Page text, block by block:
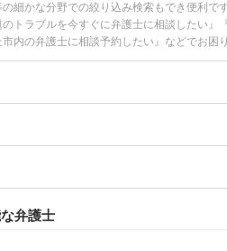
細かな分野での絞り込み検索もでき便利
トラブルを今すぐに弁護士に相談したい』
内の弁護士に相談予約したい』などでお困
弁護士